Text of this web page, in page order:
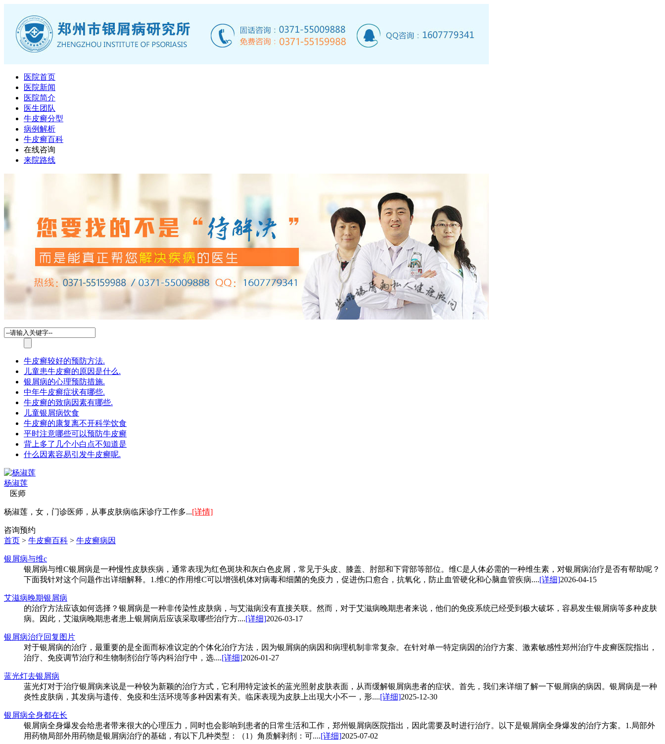
医院首页
医院新闻
医院简介
医生团队
牛皮癣分型
病例解析
牛皮癣百科
在线咨询
来院路线
牛皮癣较好的预防方法.
儿童患牛皮癣的原因是什么.
银屑病的心理预防措施.
中年牛皮癣症状有哪些.
牛皮癣的致病因素有哪些.
儿童银屑病饮食
牛皮癣的康复离不开科学饮食
平时注意哪些可以预防牛皮癣
背上多了几个小白点不知道是
什么因素容易引发牛皮癣呢.
杨淑莲
医师
杨淑莲，女，门诊医师，从事皮肤病临床诊疗工作多...[详情]
咨询预约
首页 > 牛皮癣百科 > 牛皮癣病因
银屑病与维c
银屑病与维C银屑病是一种慢性皮肤疾病，通常表现为红色斑块和灰白色皮屑，常见于头皮、膝盖、肘部和下背部等部位。维C是人体必需的一种维生素，对银屑病治疗是否有帮助呢？
下面我针对这个问题作出详细解释。1.维C的作用维C可以增强机体对病毒和细菌的免疫力，促进伤口愈合，抗氧化，防止血管硬化和心脑血管疾病....[详细]2026-04-15
艾滋病晚期银屑病
的治疗方法应该如何选择？银屑病是一种非传染性皮肤病，与艾滋病没有直接关联。然而，对于艾滋病晚期患者来说，他们的免疫系统已经受到极大破坏，容易发生银屑病等多种皮肤
病。因此，艾滋病晚期患者患上银屑病后应该采取哪些治疗方....[详细]2026-03-17
银屑病治疗回复图片
对于银屑病的治疗，最重要的是全面而标准议定的个体化治疗方法，因为银屑病的病因和病理机制非常复杂。在针对单一特定病因的治疗方案、激素敏感性郑州治疗牛皮癣医院指出，
治疗、免疫调节治疗和生物制剂治疗等内科治疗中，选....[详细]2026-01-27
蓝光灯去银屑病
蓝光灯对于治疗银屑病来说是一种较为新颖的治疗方式，它利用特定波长的蓝光照射皮肤表面，从而缓解银屑病患者的症状。首先，我们来详细了解一下银屑病的病因。银屑病是一种
炎性皮肤病，其发病与遗传、免疫和生活环境等多种因素有关。临床表现为皮肤上出现大小不一，形....[详细]2025-12-30
银屑病全身都在长
银屑病全身爆发会给患者带来很大的心理压力，同时也会影响到患者的日常生活和工作，郑州银屑病医院指出，因此需要及时进行治疗。以下是银屑病全身爆发的治疗方案。1.局部外
用药物局部外用药物是银屑病治疗的基础，有以下几种类型：（1）角质解剥剂：可....[详细]2025-07-02